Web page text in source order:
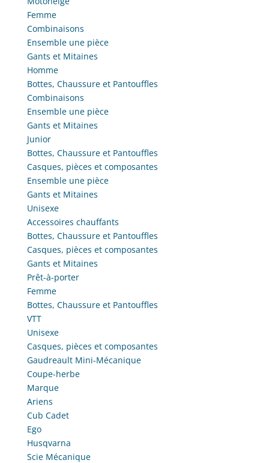
Femme
Combinaisons
Ensemble une pièce
Gants et Mitaines
Homme
Bottes, Chaussure et Pantouffles
Combinaisons
Ensemble une pièce
Gants et Mitaines
Junior
Bottes, Chaussure et Pantouffles
Casques, pièces et composantes
Ensemble une pièce
Gants et Mitaines
Unisexe
Accessoires chauffants
Bottes, Chaussure et Pantouffles
Casques, pièces et composantes
Gants et Mitaines
Prêt-à-porter
Femme
Bottes, Chaussure et Pantouffles
VTT
Unisexe
Casques, pièces et composantes
Gaudreault Mini-Mécanique
Coupe-herbe
Marque
Ariens
Cub Cadet
Ego
Husqvarna
Scie Mécanique